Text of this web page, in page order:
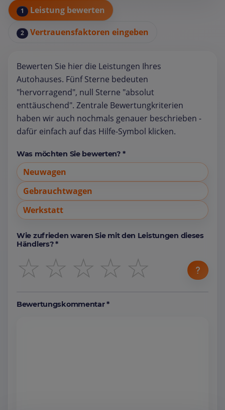
1 Leistung bewerten
2 Vertrauensfaktoren eingeben
Bewerten Sie hier die Leistungen Ihres
Autohauses. Fünf Sterne bedeuten
"hervorragend", null Sterne "absolut
enttäuschend". Zentrale Bewertungkriterien
haben wir auch nochmals genauer beschrieben -
dafür einfach auf das Hilfe-Symbol klicken.
Was möchten Sie bewerten? *
Neuwagen
Gebrauchtwagen
Werkstatt
Wie zufrieden waren Sie mit den Leistungen dieses
Händlers? *
☆
☆
☆
☆
☆
Bewertungskommentar *